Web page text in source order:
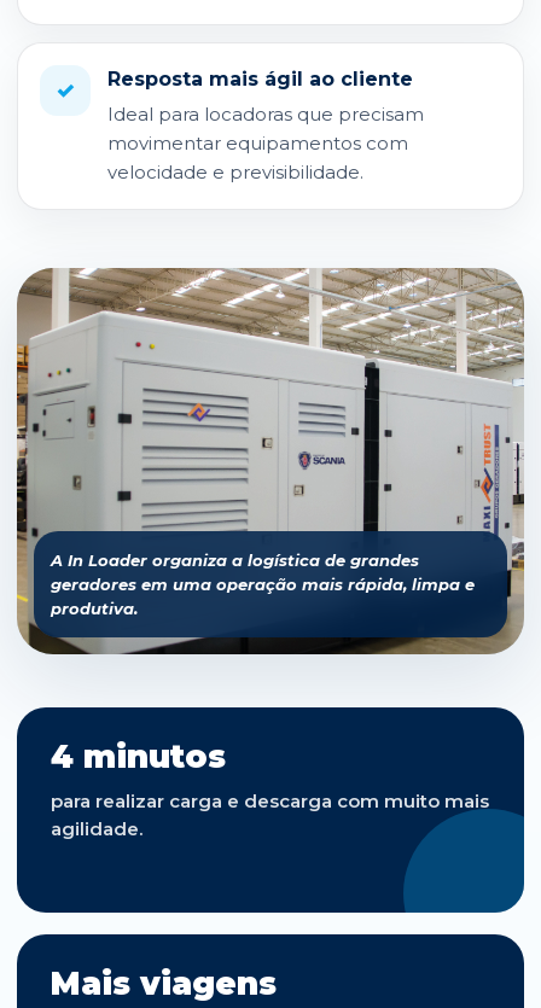
✓
Resposta mais ágil ao cliente
Ideal para locadoras que precisam
movimentar equipamentos com
velocidade e previsibilidade.
A In Loader organiza a logística de grandes
geradores em uma operação mais rápida, limpa e
produtiva.
4 minutos
para realizar carga e descarga com muito mais
agilidade.
Mais viagens